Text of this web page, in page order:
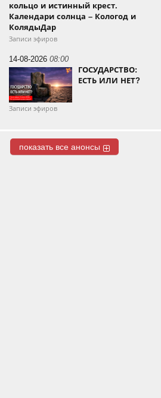
кольцо и истинный крест.
Календари солнца – Кологод и
КолядыДар
Записи эфиров
14-08-2026 08:00
ГОСУДАРСТВО:
ЕСТЬ ИЛИ НЕТ?
Записи эфиров
показать все анонсы